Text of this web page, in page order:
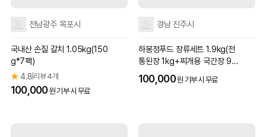
전남광주 목포시
국내산 손질 갈치 1.05kg(150
g*7팩)
★4.8 리뷰 4개
100,000원 기부 시 무료
경남 진주시
하봉정푸드 장류세트 1.9kg(전
통된장 1kg+찌개용 국간장 90
0ml)
100,000원 기부 시 무료